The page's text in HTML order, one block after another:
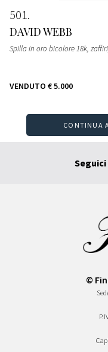
501
DAVID WEBB
Spilla in oro bicolore 18k,
VENDUTO € 5.000
CONTINUA
Seguici
©